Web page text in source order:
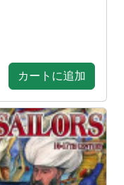
カートに追加